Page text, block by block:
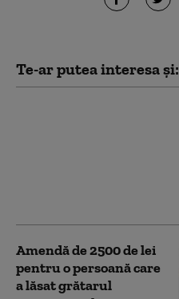
Te-ar putea interesa și:
Amendă de 2500 de lei
pentru o persoană care
a lăsat grătarul